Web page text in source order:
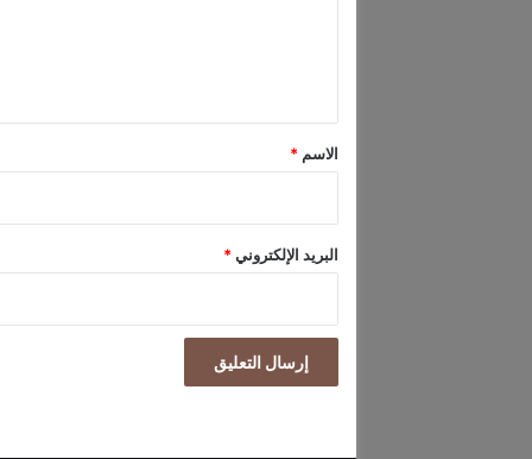
*
الاسم *
البريد الإلكتروني *